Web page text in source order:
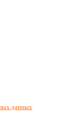
данных